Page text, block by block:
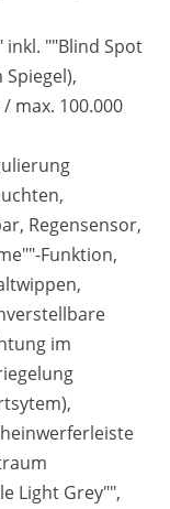
inkl. ""Blind Spot
max. 100.000
Regensensor,
Funktion,
im
Light Grey"",